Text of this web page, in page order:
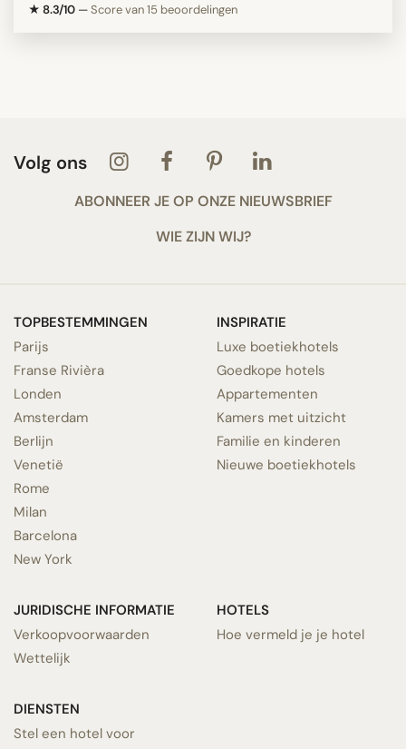
★ 8.3/10 —Score van 15 beoordelingen
Volg ons
ABONNEER JE OP ONZE NIEUWSBRIEF
WIE ZIJN WIJ?
TOPBESTEMMINGEN
Parijs
Franse Rivièra
Londen
Amsterdam
Berlijn
Venetië
Rome
Milan
Barcelona
New York
INSPIRATIE
Luxe boetiekhotels
Goedkope hotels
Appartementen
Kamers met uitzicht
Familie en kinderen
Nieuwe boetiekhotels
JURIDISCHE INFORMATIE
Verkoopvoorwaarden
Wettelijk
DIENSTEN
Stel een hotel voor
HOTELS
Hoe vermeld je je hotel